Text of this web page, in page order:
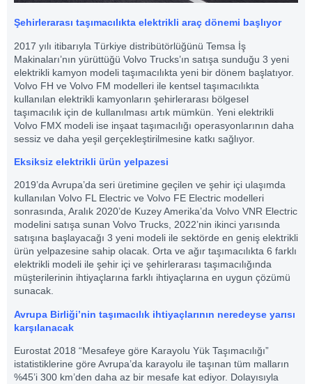
Şehirlerarası taşımacılıkta elektrikli araç dönemi başlıyor
2017 yılı itibarıyla Türkiye distribütörlüğünü Temsa İş
Makinaları’nın yürüttüğü Volvo Trucks’ın satışa sunduğu 3 yeni
elektrikli kamyon modeli taşımacılıkta yeni bir dönem başlatıyor.
Volvo FH ve Volvo FM modelleri ile kentsel taşımacılıkta
kullanılan elektrikli kamyonların şehirlerarası bölgesel
taşımacılık için de kullanılması artık mümkün. Yeni elektrikli
Volvo FMX modeli ise inşaat taşımacılığı operasyonlarının daha
sessiz ve daha yeşil gerçekleştirilmesine katkı sağlıyor.
Eksiksiz elektrikli ürün yelpazesi
2019’da Avrupa’da seri üretimine geçilen ve şehir içi ulaşımda
kullanılan Volvo FL Electric ve Volvo FE Electric modelleri
sonrasında, Aralık 2020’de Kuzey Amerika’da Volvo VNR Electric
modelini satışa sunan Volvo Trucks, 2022’nin ikinci yarısında
satışına başlayacağı 3 yeni modeli ile sektörde en geniş elektrikli
ürün yelpazesine sahip olacak. Orta ve ağır taşımacılıkta 6 farklı
elektrikli modeli ile şehir içi ve şehirlerarası taşımacılığında
müşterilerinin ihtiyaçlarına farklı ihtiyaçlarına en uygun çözümü
sunacak.
Avrupa Birliği’nin taşımacılık ihtiyaçlarının neredeyse yarısı
karşılanacak
Eurostat 2018 “Mesafeye göre Karayolu Yük Taşımacılığı”
istatistiklerine göre Avrupa’da karayolu ile taşınan tüm malların
%45’i 300 km’den daha az bir mesafe kat ediyor. Dolayısıyla